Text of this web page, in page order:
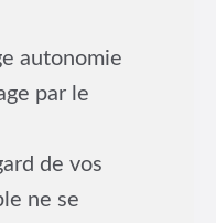
autonomie
par le
de vos
ne se